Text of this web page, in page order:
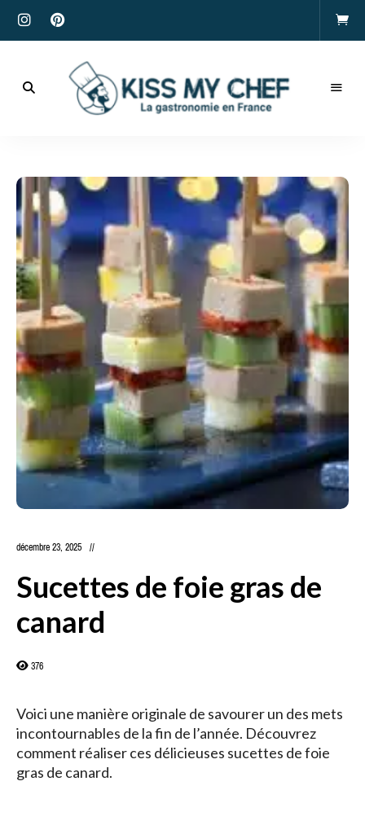
My
Chef
décembre 23, 2025
Sucettes de foie gras de
canard
376
Voici une manière originale de savourer un des mets
incontournables de la fin de l’année. Découvrez
comment réaliser ces délicieuses sucettes de foie
gras de canard.